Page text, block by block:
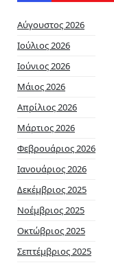
Αύγουστος 2026
Ιούλιος 2026
Ιούνιος 2026
Μάιος 2026
Απρίλιος 2026
Μάρτιος 2026
Φεβρουάριος 2026
Ιανουάριος 2026
Δεκέμβριος 2025
Νοέμβριος 2025
Οκτώβριος 2025
Σεπτέμβριος 2025